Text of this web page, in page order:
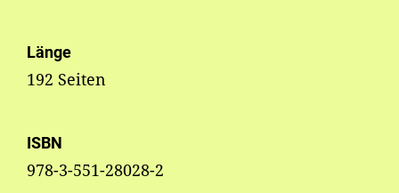
Länge
192 Seiten
ISBN
978-3-551-28028-2